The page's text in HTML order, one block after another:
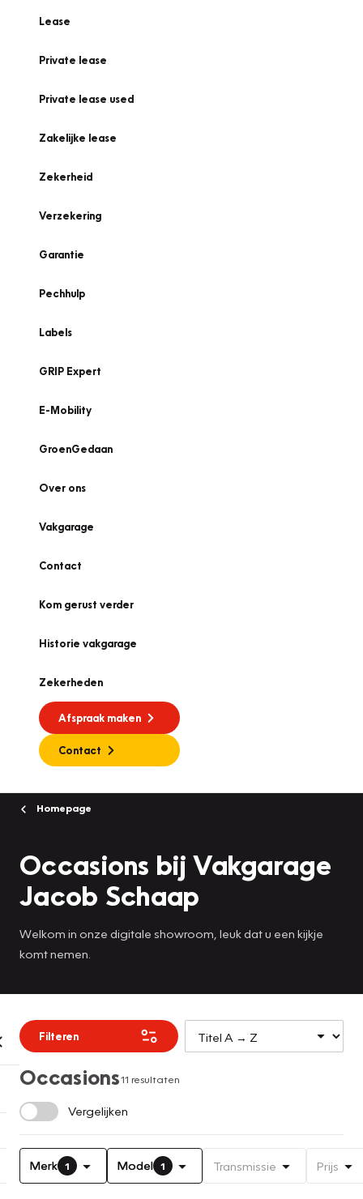
Lease
Private lease
Private lease used
Zakelijke lease
Zekerheid
Verzekering
Garantie
Pechhulp
Labels
GRIP Expert
E-Mobility
GroenGedaan
Over ons
Vakgarage
Contact
Kom gerust verder
Historie vakgarage
Zekerheden
Afspraak maken
Contact
Homepage
Occasions bij Vakgarage
Jacob Schaap
Welkom in onze digitale showroom, leuk dat u een kijkje
komt nemen.
Filteren
Occasions11 resultaten
Vergelijken
Merk 1 Model 1 Transmissie Prijs